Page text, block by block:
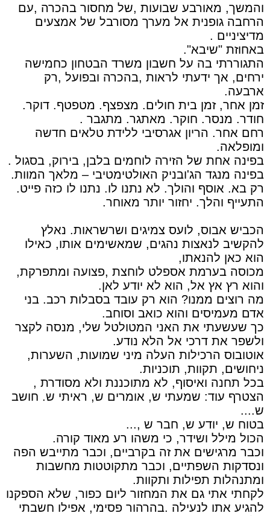
והמשך, מאורבע שבועות ,של מחסור בהכרה ,עם
הרחבה גופנית אל מערך מסורבל של אמצעים
מדיציניים .
באחוזת "שיבא".
התגוררתי בה על חשבון משרד הבטחון כחמישה
ירחים, אך ידעתי לראות ,בהכרה ובפועל ,רק
ארבעה.
זמן אחר, זמן בית חולים. מצפצף. מטפטף. דוקר.
חודר. מנסר. חוקר. מאתגר. מתגבר .
רחם אחר. הריון אגרסיבי ללידת טלאים חדשה
ומופלאה.
בפינה אחת של הזירה לוחמים בלבן, בירוק, בסגול .
בפינה מנגד הג'ובניק האולטימטיבי – מלאך המוות.
רק בא. אוסף והולך. לא נתנו לו. נתנו לו כזה פייט.
התעייף והלך. יחזור יותר מאוחר.
הכביש אבוס, לועס צמיגים ושרשראות. נאלץ
להקשיב לנאצות נהגים, שמאשימים אותו, כאילו
הוא כאן להנאתו,
מכוסה בערמת אספלט לוחצת ,פצועה ומתפרקת,
והוא רץ אץ אל, הוא לא יודע לאן.
מה רוצים ממנו? הוא רק עובד בסבלות רכב. בני
אדם מעמיסים והוא כואב וסוחב.
כך שעשעתי את האני המטולטל שלי, מנסה לקצר
ולשפר את דרכי אל הלא נודע.
אוטובוס הרכילות העלה מיני שמועות, השערות,
ניחושים, תקוות, תוכניות.
בכל תחנה ואיסוף, לא מתוכננת ולא מסודרת ,
הצטרף עוד: שמעתי ש, אומרים ש, ראיתי ש. חושב
ש....
בטוח ש, יודע ש, חבר ש ,...
הכול מילל ושידר, כי משהו רע מאוד קורה.
וכבר מרגישים את זה בקרביים, וכבר מתייבש הפה
ונסדקות השפתיים, וכבר מתקוטטות מחשבות
ומתנהלות תפילות ותקוות.
לקחתי אתי גם את המחזור ליום כפור, שלא הספקנו
להגיע אתו לנעילה .בהרהור פסימי, אפילו חשבתי